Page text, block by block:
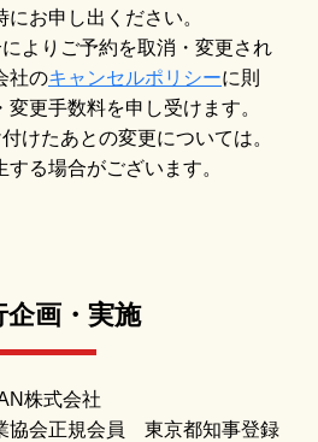
お申し出ください。
よりご予約を取消・変更され
社のキャンセルポリシーに則
変更手数料を申し受けます。
けたあとの変更については。
る場合がございます。
企画・実施
株式会社
協会正規会員 東京都知事登録